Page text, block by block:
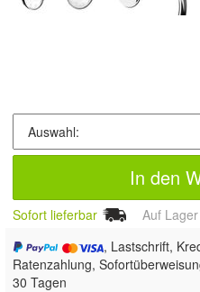
In den
Sofort lieferbar Auf Lager
, Lastschrift,
Ratenzahlung,
30 Tagen